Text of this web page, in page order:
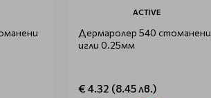
ACTIVE
Дермаролер 540 стоманени
игли 0.25мм
€ 4.32 (8.45 лв.)